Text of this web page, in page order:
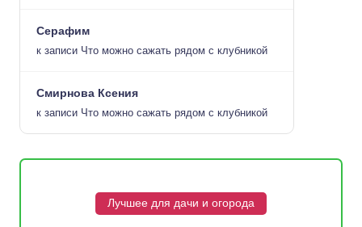
Серафим
к записи Что можно сажать рядом с клубникой
Смирнова Ксения
к записи Что можно сажать рядом с клубникой
Лучшее для дачи и огорода